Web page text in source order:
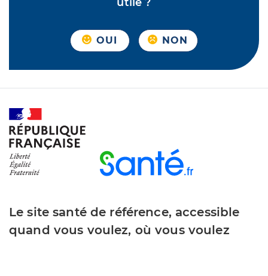
OUI NON
Le site santé de référence, accessible
quand vous voulez, où vous voulez